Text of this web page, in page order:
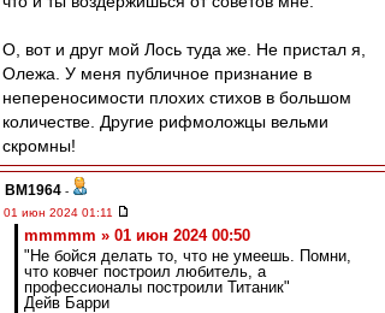
О, вот и друг мой Лось туда же. Не пристал я,
Олежа. У меня публичное признание в
непереносимости плохих стихов в большом
количестве. Другие рифмоложцы вельми
скромны!
BM1964 -
01 июн 2024 01:11
mmmmm » 01 июн 2024 00:50
"Не бойся делать то, что не умеешь. Помни,
что ковчег построил любитель, а
профессионалы построили Титаник"
Дейв Барри